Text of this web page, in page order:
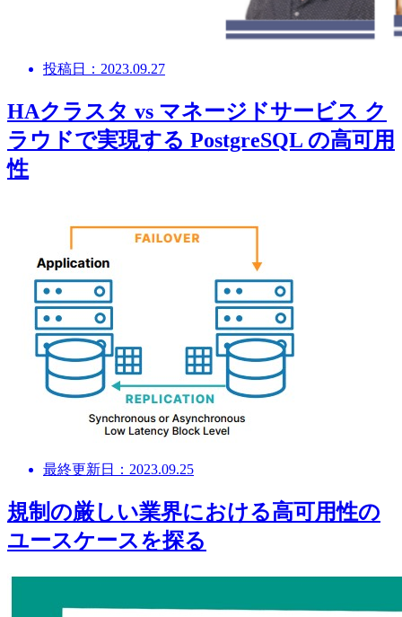
投稿日：2023.09.27
HAクラスタ vs マネージドサービス ク
ラウドで実現する PostgreSQL の高可用
性
最終更新日：2023.09.25
規制の厳しい業界における高可用性の
ユースケースを探る